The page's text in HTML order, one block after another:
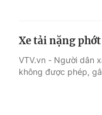
Xe tải nặng
VTV.vn - Người dân
không được phép,